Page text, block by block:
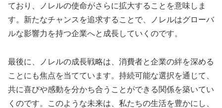
ており、ノレルの使命がさらに拡大することを意味しま
す。新たなチャンスを追求することで、ノレルはグローバ
ルな影響力を持つ企業へと成長していくのです。
最後に、ノレルの成長戦略は、消費者と企業の絆を深める
ことにも焦点を当てています。持続可能な選択を通じて、
共に喜びや感動を分かち合うことができる関係を築いてい
くのです。このような未来は、私たちの生活を豊かにし、